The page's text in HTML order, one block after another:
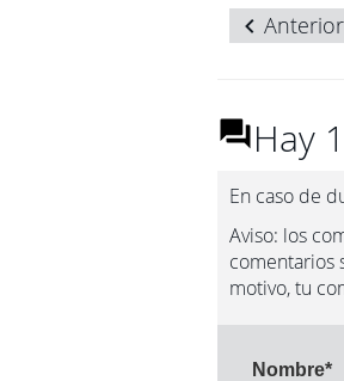
Anterior
Hay
En caso de
Aviso: los
comentarios
motivo, tu
Nombre*